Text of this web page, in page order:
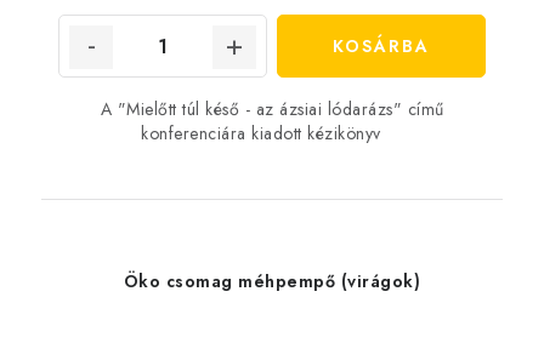
KOSÁRBA
A "Mielőtt túl késő - az ázsiai lódarázs" című
konferenciára kiadott kézikönyv
Öko csomag méhpempő (virágok)